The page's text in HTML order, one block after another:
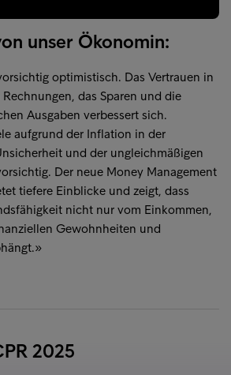
unser Ökonomin:
optimistisch. Das Vertrauen in
das Sparen und die
Ausgaben verbessert sich.
aufgrund der Inflation in der
und der ungleichmäßigen
Der neue Money Management
tiefere Einblicke und zeigt, dass
nicht nur vom Einkommen,
Gewohnheiten und
2025